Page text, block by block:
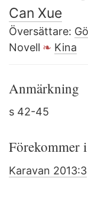
Can Xue
Översättare:
Novell
Kina
Anmärkning
s 42-45
Förekommer i
Karavan 2013:3